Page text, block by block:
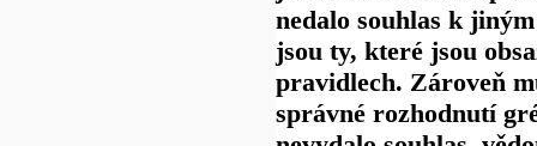
nedalo souhlas k
jsou ty, které jsou
pravidlech. Zároveň
správné rozhodnutí